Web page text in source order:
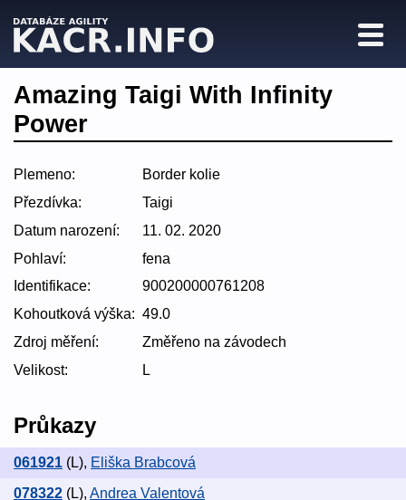
Amazing Taigi With Infinity
Power
Plemeno:
Border kolie
Přezdívka:
Taigi
Datum narození:
11. 02. 2020
Pohlaví:
fena
Identifikace:
900200000761208
Kohoutková výška: 49.0
Zdroj měření:
Změřeno na závodech
Velikost:
L
Průkazy
061921 (L), Eliška Brabcová
078322 (L), Andrea Valentová